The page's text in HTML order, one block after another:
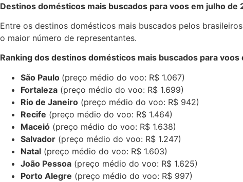
Destinos domésticos mais buscados para voos em julho de
Entre os destinos domésticos mais buscados pelos
o maior número de representantes.
Ranking dos destinos domésticos mais buscados para
São Paulo (preço médio do voo: R$ 1.067)
Fortaleza (preço médio do voo: R$ 1.699)
Rio de Janeiro (preço médio do voo: R$ 942)
Recife (preço médio do voo: R$ 1.464)
Maceió (preço médio do voo: R$ 1.638)
Salvador (preço médio do voo: R$ 1.247)
Natal (preço médio do voo: R$ 1.603)
João Pessoa (preço médio do voo: R$ 1.625)
Porto Alegre (preço médio do voo: R$ 997)